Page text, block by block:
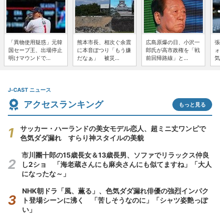
「異物使用疑惑」元韓
国セーブ王、出場停止
明けマウンドで...
熊本市長、相次ぐ余震
に本音ぽつり「もう嫌
だなぁ」 被災...
広島原爆の日、小沢一
郎氏が高市政権を「戦
前回帰路線」と...
J-CAST ニュース
アクセスランキング もっと見る
サッカー・ハーランドの美女モデル恋人、超ミニ丈ワンピで
色気ダダ漏れ すらり神スタイルの美貌
市川團十郎の15歳長女＆13歳長男、ソファでリラックス仲良
し2ショ 「海老蔵さんにも麻央さんにも似てますね」「大人
になったな～」
NHK朝ドラ「風、薫る」、色気ダダ漏れ俳優の強烈インパク
ト登場シーンに沸く 「苦しそうなのに」「シャツ姿艶っぽ
い」